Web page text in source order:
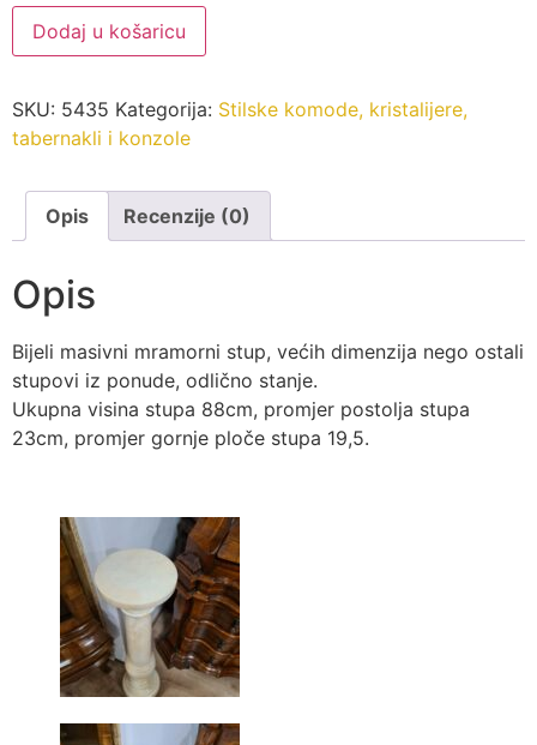
Bijeli
masivni
mramorni
Dodaj u košaricu
SKU: 5435 Kategorija: Stilske komode, kristalijere,
tabernakli i konzole
Opis Recenzije (0)
Opis
Bijeli masivni mramorni stup, većih dimenzija nego ostali
stupovi iz ponude, odlično stanje.
Ukupna visina stupa 88cm, promjer postolja stupa
23cm, promjer gornje ploče stupa 19,5.